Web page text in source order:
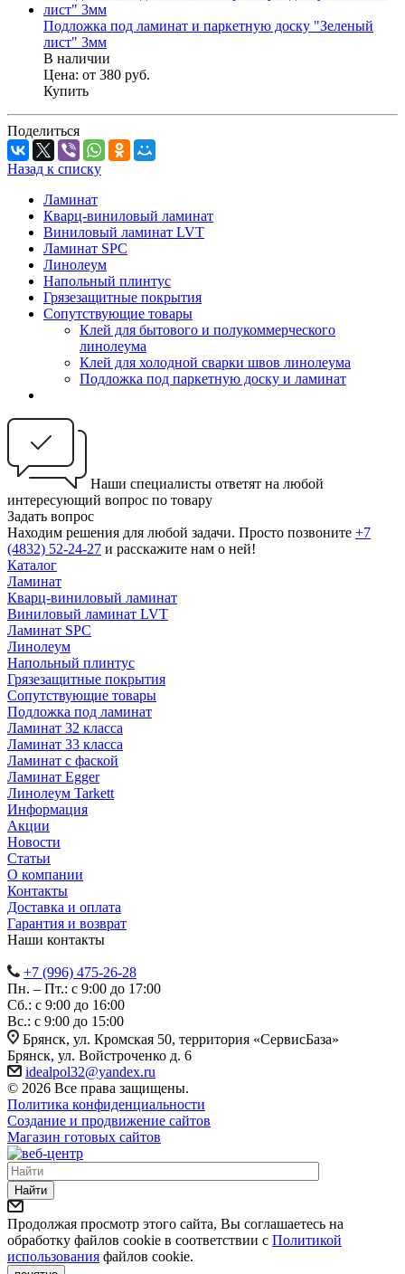
Подложка под ламинат и паркетную доску "Зеленый
лист" 3мм
В наличии
Цена: от 380 руб.
Купить
Поделиться
Назад к списку
Ламинат
Кварц-виниловый ламинат
Виниловый ламинат LVT
Ламинат SPC
Линолеум
Напольный плинтус
Грязезащитные покрытия
Сопутствующие товары
Клей для бытового и полукоммерческого
линолеума
Клей для холодной сварки швов линолеума
Подложка под паркетную доску и ламинат
Наши специалисты ответят на любой
интересующий вопрос по товару
Задать вопрос
Находим решения для любой задачи. Просто позвоните +7
(4832) 52-24-27 и расскажите нам о ней!
Каталог
Ламинат
Кварц-виниловый ламинат
Виниловый ламинат LVT
Ламинат SPC
Линолеум
Напольный плинтус
Грязезащитные покрытия
Сопутствующие товары
Подложка под ламинат
Ламинат 32 класса
Ламинат 33 класса
Ламинат с фаской
Ламинат Egger
Линолеум Tarkett
Информация
Акции
Новости
Статьи
О компании
Контакты
Доставка и оплата
Гарантия и возврат
Наши контакты
+7 (996) 475-26-28
Пн. – Пт.: с 9:00 до 17:00
Сб.: с 9:00 до 16:00
Bc.: с 9:00 до 15:00
Брянск, ул. Кромская 50, территория «СервисБаза»
Брянск, ул. Войстроченко д. 6
idealpol32@yandex.ru
© 2026 Все права защищены.
Политика конфиденциальности
Создание и продвижение сайтов
Магазин готовых сайтов
Найти
Продолжая просмотр этого сайта, Вы соглашаетесь на
обработку файлов cookie в соответствии с Политикой
использования файлов cookie.